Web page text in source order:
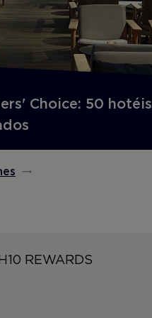
Choice: 50 hotéis
REWARDS